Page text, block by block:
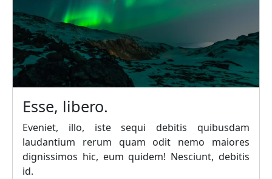
Esse, libero.
Eveniet, illo, iste sequi debitis quibusdam
laudantium rerum quam odit nemo maiores
dignissimos hic, eum quidem! Nesciunt, debitis
id.